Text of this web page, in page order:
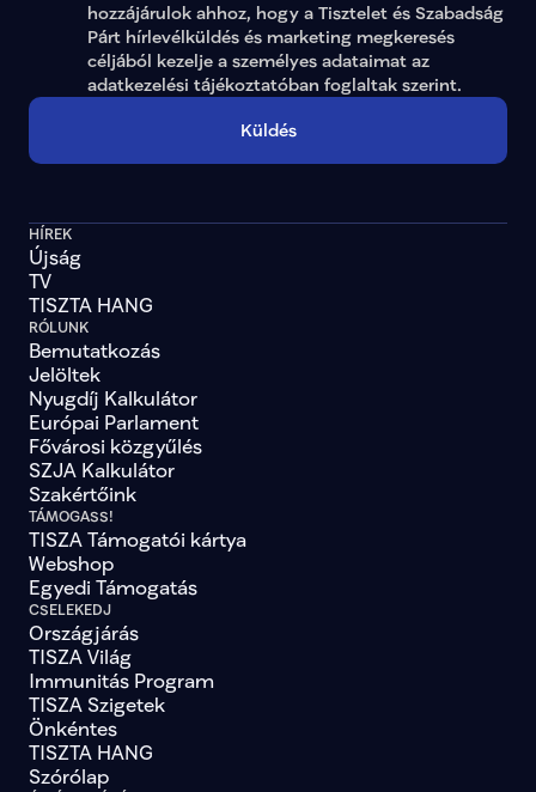
hozzájárulok ahhoz, hogy a Tisztelet és Szabadság
Párt hírlevélküldés és marketing megkeresés
adatkezelési tájékoztatóban foglaltak szerint.
Küldés
HÍREK
Újság
TV
TISZTA HANG
RÓLUNK
Bemutatkozás
Jelöltek
Nyugdíj Kalkulátor
Európai Parlament
Fővárosi közgyűlés
SZJA Kalkulátor
Szakértőink
TÁMOGASS!
TISZA Támogatói kártya
Webshop
Egyedi Támogatás
CSELEKEDJ
Országjárás
TISZA Világ
Immunitás Program
TISZA Szigetek
Önkéntes
TISZTA HANG
Szórólap